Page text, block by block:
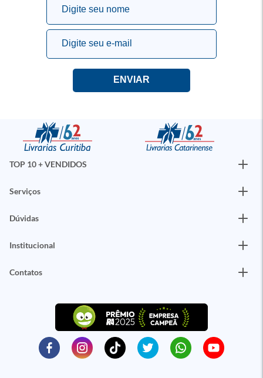
TOP 10 + VENDIDOS
Serviços
Dúvidas
Institucional
Contatos